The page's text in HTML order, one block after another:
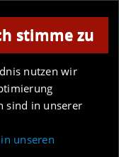
Umgebung
stimme zu
nutzen wir
sind in unserer
unseren
Anzeige